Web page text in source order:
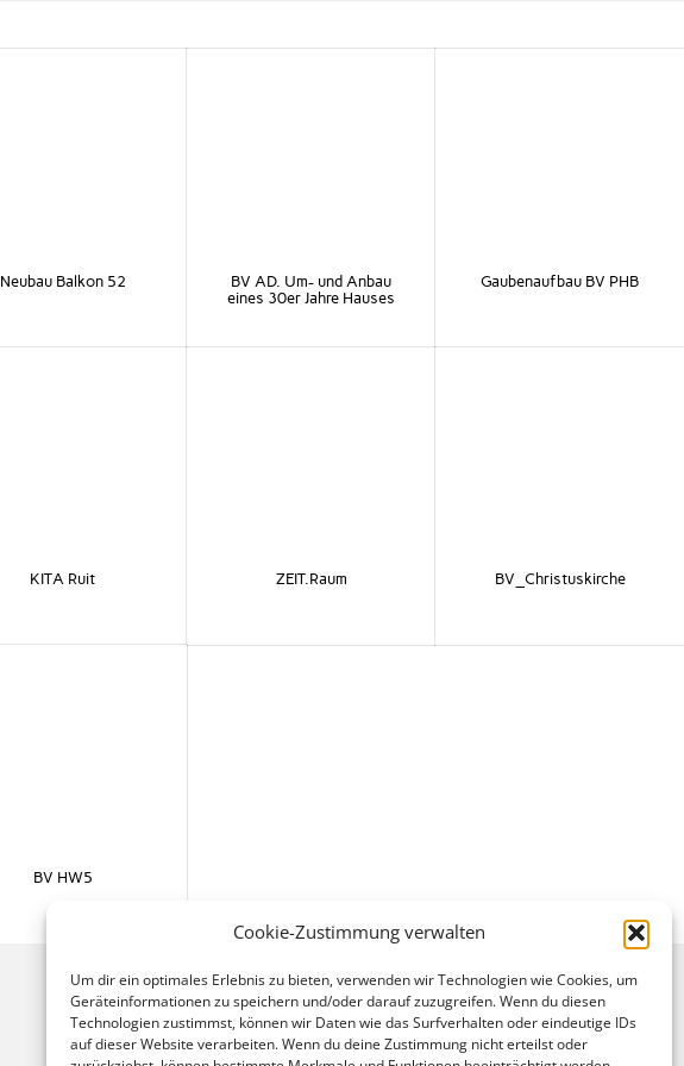
Cookie-Zustimmung verwalten
Um dir ein optimales Erlebnis zu bieten, verwenden wir Technologien wie Cookies, um
Geräteinformationen zu speichern und/oder darauf zuzugreifen. Wenn du diesen
Technologien zustimmst, können wir Daten wie das Surfverhalten oder eindeutige IDs
auf dieser Website verarbeiten. Wenn du deine Zustimmung nicht erteilst oder
Neubau Balkon 52
BV AD. Um- und Anbau
eines 30er Jahre Hauses
Gaubenaufbau BV PHB
KITA Ruit ZEIT.Raum BV_Christuskirche
BV HW5